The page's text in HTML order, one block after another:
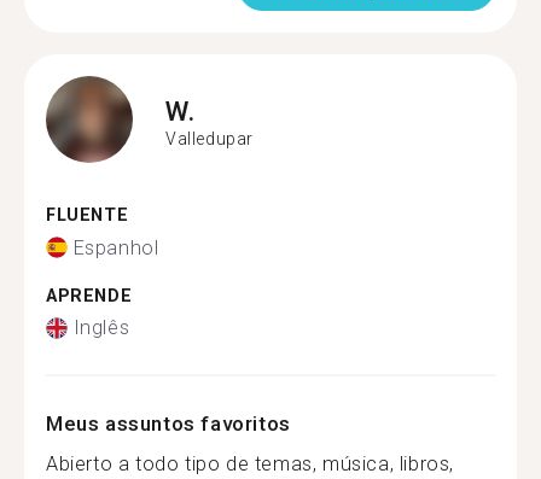
W.
Valledupar
FLUENTE
Espanhol
APRENDE
Inglês
Meus assuntos favoritos
Abierto a todo tipo de temas, música, libros,